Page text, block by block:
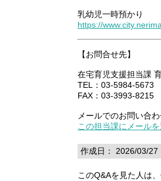
乳幼児一時預かり
https://
【お問合せ先】
在宅育児支援担当課
TEL：03-5984-5673
FAX：03-3993-8215
メールでのお問い合わ
この担当課にメール
作成日： 2026/03/27
このQ&Aを見た人は